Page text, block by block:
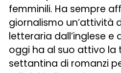
femminili. Ha sempre
giornalismo un’attività
letteraria dall’inglese e
oggi ha al suo attivo la
settantina di romanzi